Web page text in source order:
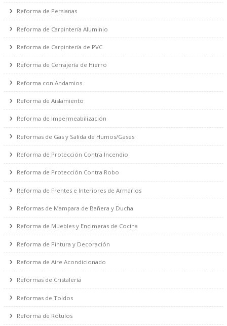
Reforma de Suelos de Madera
Reforma de Carpintería de Madera
Reforma de Persianas
Reforma de Carpintería Aluminio
Reforma de Carpintería de PVC
Reforma de Cerrajería de Hierro
Reforma de Aislamiento
Reforma de Impermeabilización
Reformas de Gas y Salida de Humos/Gases
Reforma de Protección Contra Incendio
Reforma de Protección Contra Robo
Reforma de Frentes e Interiores de Armarios
Reformas de Mampara de Bañera y Ducha
Reforma de Muebles y Encimeras de Cocina
Reforma de Pintura y Decoración